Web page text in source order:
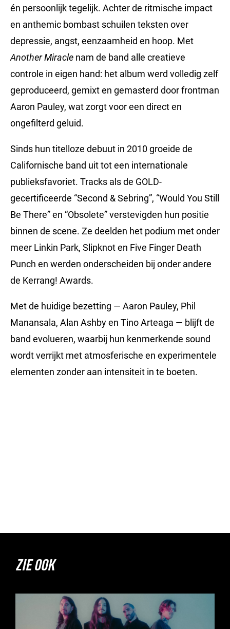
én persoonlijk tegelijk. Achter de ritmische impact
en anthemic bombast schuilen teksten over
depressie, angst, eenzaamheid en hoop. Met
Another Miracle nam de band alle creatieve
controle in eigen hand: het album werd volledig zelf
geproduceerd, gemixt en gemasterd door frontman
Aaron Pauley, wat zorgt voor een direct en
ongefilterd geluid.
Sinds hun titelloze debuut in 2010 groeide de
Californische band uit tot een internationale
publieksfavoriet. Tracks als de GOLD-
gecertificeerde “Second & Sebring”, “Would You Still
Be There” en “Obsolete” verstevigden hun positie
binnen de scene. Ze deelden het podium met onder
meer Linkin Park, Slipknot en Five Finger Death
Punch en werden onderscheiden bij onder andere
de Kerrang! Awards.
Met de huidige bezetting — Aaron Pauley, Phil
Manansala, Alan Ashby en Tino Arteaga — blijft de
band evolueren, waarbij hun kenmerkende sound
wordt verrijkt met atmosferische en experimentele
elementen zonder aan intensiteit in te boeten.
ZIE OOK